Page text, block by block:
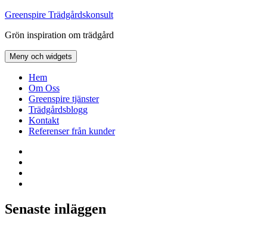
Hoppa
innehåll
Greenspire Trädgårdskonsult
Grön inspiration om trädgård
Meny och widgets
Hem
Om Oss
Greenspire tjänster
Trädgårdsblogg
Kontakt
Referenser från kunder
Senaste inläggen